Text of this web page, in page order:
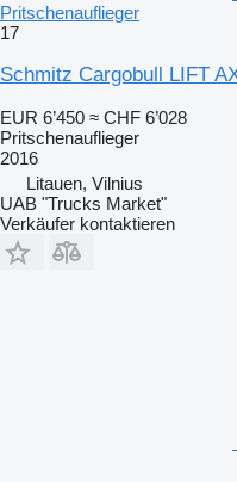
Pritschenauflieger
17
Schmitz Cargobull LIFT
EUR 6’450 ≈ CHF 6’028
Pritschenauflieger
2016
Litauen, Vilnius
UAB "Trucks Market"
Verkäufer kontaktieren